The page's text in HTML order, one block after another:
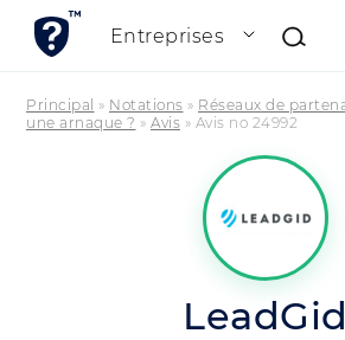
Entreprises
Principal » Notations » Réseaux de
une arnaque ? » Avis » Avis no 24992
LeadGid